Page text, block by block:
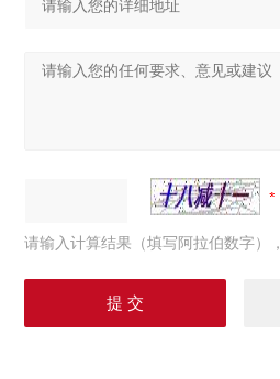
请输入计算结果（填写阿拉伯数字）